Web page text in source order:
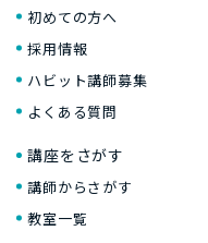
初めての方へ
採用情報
ハビット講師募集
よくある質問
講座をさがす
講師からさがす
教室一覧